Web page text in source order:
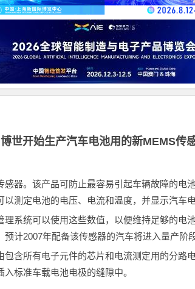
博世开始生产汽车电池用的新MEMS传
感器。该产品可防止最容易引起车辆故障的电
测定电池的电压、电流和温度，并显示汽车电
统可以使用这些数值，以便维持足够的电
计2007年配备该传感器的汽车将进入量产阶段
含所有电子元件的芯片和电流测定用的分路
标准车载电池电极的缝隙中。